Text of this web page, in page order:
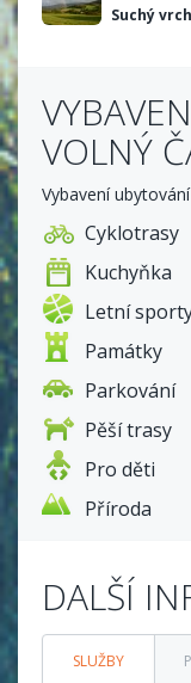
převodem
Více informací o
Suchý vrch
VOLNÝ
Vybavení
Cyklotrasy
Kuchyňka
Letní
Památky
Parkování
Pěší trasy
Pro děti
Příroda
DALŠÍ
SLUŽBY